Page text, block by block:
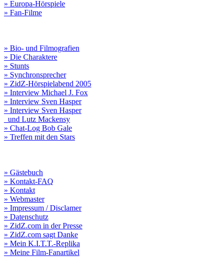
» Europa-Hörspiele
» Fan-Filme
» Bio- und Filmografien
» Die Charaktere
» Stunts
» Synchronsprecher
» ZidZ-Hörspielabend 2005
» Interview Michael J. Fox
» Interview Sven Hasper
» Interview Sven Hasper
und Lutz Mackensy
» Chat-Log Bob Gale
» Treffen mit den Stars
» Gästebuch
» Kontakt-FAQ
» Kontakt
» Webmaster
» Impressum / Disclamer
» Datenschutz
» ZidZ.com in der Presse
» ZidZ.com sagt Danke
» Mein K.I.T.T.-Replika
» Meine Film-Fanartikel